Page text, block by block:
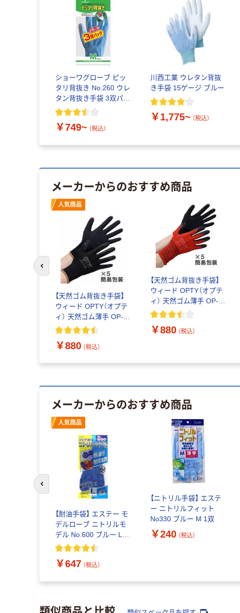
ショーワグローブ ピッ
タリ背抜き No.260 ウレ
タン背抜き手袋 3双パッ
ク
￥749~ （税込）
川西工業 ウレタン背抜
き手袋 15ゲージ ブルー
￥1,775~ （税込）
メーカーからのおすすめ商品
人気商品
【天然ゴム背抜き手袋】
ウィード OPTY（オプテ
ィ） 天然ゴム薄手 OP-
280B ブラック M 1袋（5
￥880 （税込）
【天然ゴム背抜き手袋】
ウィード OPTY（オプテ
ィ） 天然ゴム薄手 OP-
280R レッド L 1袋（5双
￥880 （税込）
前のスライドへ
メーカーからのおすすめ商品
人気商品
【耐油手袋】 エステー モ
デルローブ ニトリルモ
デル No.600 ブルー L 1
双
￥647 （税込）
【ニトリル手袋】 エステ
ー ニトリルフィット
No330 ブルー M 1双
￥240 （税込）
前のスライドへ